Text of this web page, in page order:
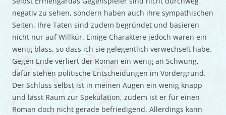
negativ zu sehen, sondern haben auch ihre sympathischen
Seiten. Ihre Taten sind zudem begründet und basieren
nicht nur auf Willkür. Einige Charaktere jedoch waren ein
wenig blass, so dass ich sie gelegentlich verwechselt habe.
Gegen Ende verliert der Roman ein wenig an Schwung,
dafür stehen politische Entscheidungen im Vordergrund.
Der Schluss selbst ist in meinen Augen ein wenig knapp
und lässt Raum zur Spekulation, zudem ist er für einen
Roman doch nicht gerade befriedigend. Allerdings kann